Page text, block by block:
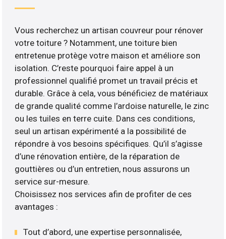
Vous recherchez un artisan couvreur pour rénover
votre toiture ? Notamment, une toiture bien
entretenue protège votre maison et améliore son
isolation. C’reste pourquoi faire appel à un
professionnel qualifié promet un travail précis et
durable. Grâce à cela, vous bénéficiez de matériaux
de grande qualité comme l’ardoise naturelle, le zinc
ou les tuiles en terre cuite. Dans ces conditions,
seul un artisan expérimenté a la possibilité de
répondre à vos besoins spécifiques. Qu’il s’agisse
d’une rénovation entière, de la réparation de
gouttières ou d’un entretien, nous assurons un
service sur-mesure.
Choisissez nos services afin de profiter de ces
avantages :
Tout d’abord, une expertise personnalisée,